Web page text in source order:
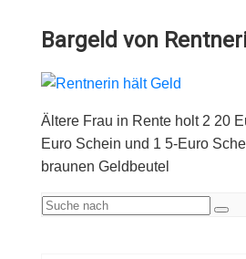
Bargeld von
Ältere Frau in Rente holt 2 20
Euro Schein und 1 5-Euro
braunen Geldbeutel